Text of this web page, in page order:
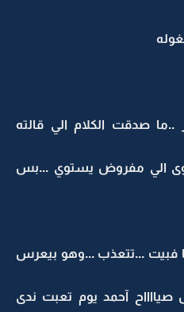
صدقت الكلام الي قالته
سوى الي مفروض يستوي ...بس
فبيت ...تتعذب ...وهو بيعرس
صيااااح آحمد يوم تعبت ندى